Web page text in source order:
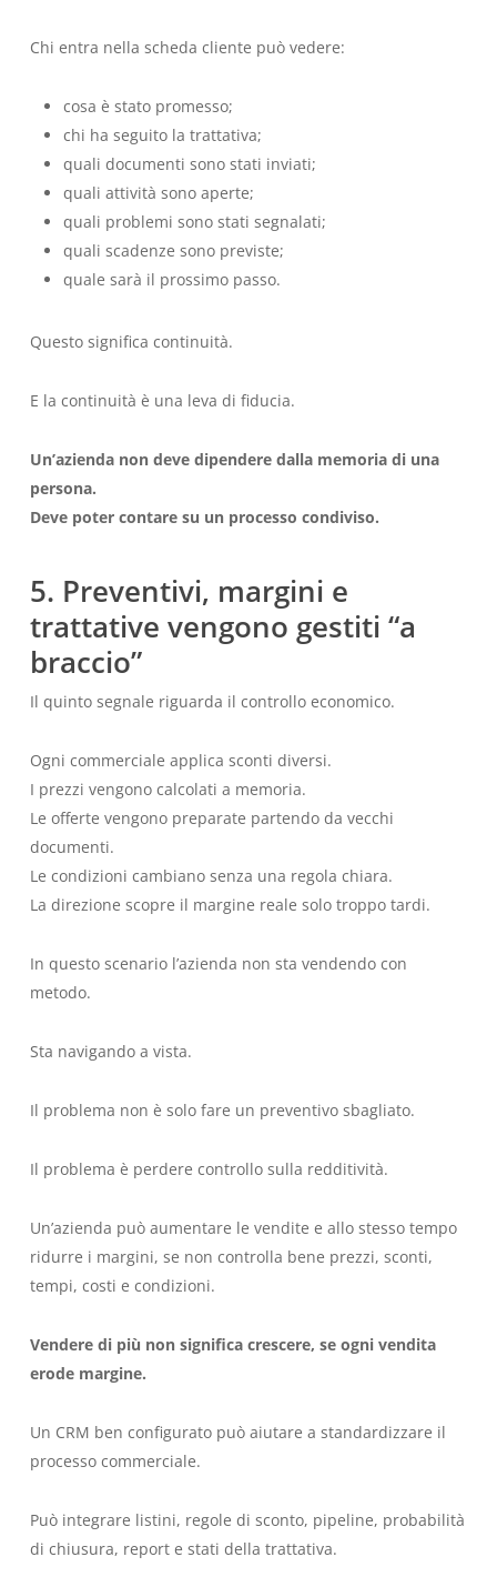
Chi entra nella scheda cliente può vedere:
cosa è stato promesso;
chi ha seguito la trattativa;
quali documenti sono stati inviati;
quali attività sono aperte;
quali problemi sono stati segnalati;
quali scadenze sono previste;
quale sarà il prossimo passo.
Questo significa continuità.
E la continuità è una leva di fiducia.
Un’azienda non deve dipendere dalla memoria di una
persona.
Deve poter contare su un processo condiviso.
5. Preventivi, margini e
trattative vengono gestiti “a
braccio”
Il quinto segnale riguarda il controllo economico.
Ogni commerciale applica sconti diversi.
I prezzi vengono calcolati a memoria.
Le offerte vengono preparate partendo da vecchi
documenti.
Le condizioni cambiano senza una regola chiara.
La direzione scopre il margine reale solo troppo tardi.
In questo scenario l’azienda non sta vendendo con
metodo.
Sta navigando a vista.
Il problema non è solo fare un preventivo sbagliato.
Il problema è perdere controllo sulla redditività.
Un’azienda può aumentare le vendite e allo stesso tempo
ridurre i margini, se non controlla bene prezzi, sconti,
tempi, costi e condizioni.
Vendere di più non significa crescere, se ogni vendita
erode margine.
Un CRM ben configurato può aiutare a standardizzare il
processo commerciale.
Può integrare listini, regole di sconto, pipeline, probabilità
di chiusura, report e stati della trattativa.